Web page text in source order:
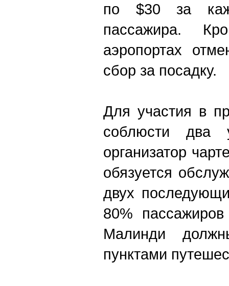
по $30 за
пассажира.
аэропортах
сбор за посадку.
Для участия в
соблюсти два
организатор
обязуется
двух
80%
Малинди
пунктами